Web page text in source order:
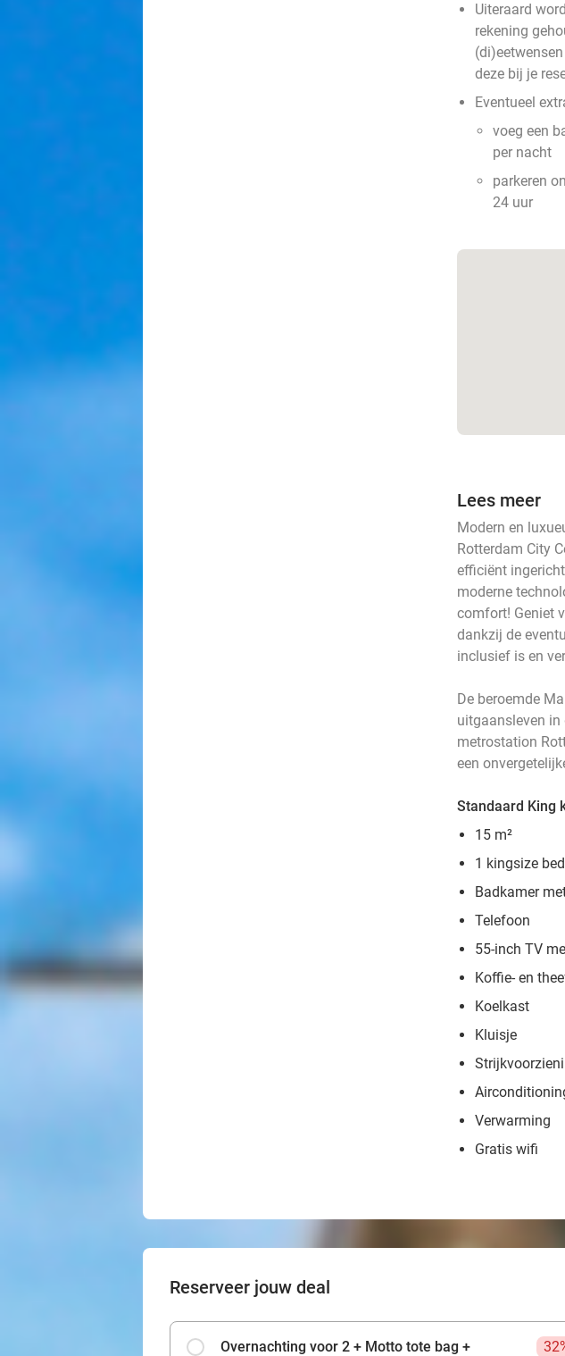
Uiteraard
rekening
deze bij je
Eventueel
voeg een
per nacht
parkeren
24 uur
Lees meer
Modern en
Rotterdam City
efficiënt
moderne
comfort! Geniet
dankzij de
inclusief is en
De beroemde
uitgaansleven in
metrostation
een
Standaard King
15 m²
1 kingsize bed
Badkamer
Telefoon
55-inch TV
Koffie- en
Koelkast
Kluisje
Verwarming
Gratis wifi
Reserveer jouw deal
Overnachting voor 2 + Motto tote bag +